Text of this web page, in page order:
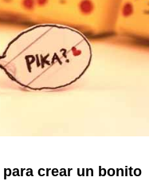
crear un bonito